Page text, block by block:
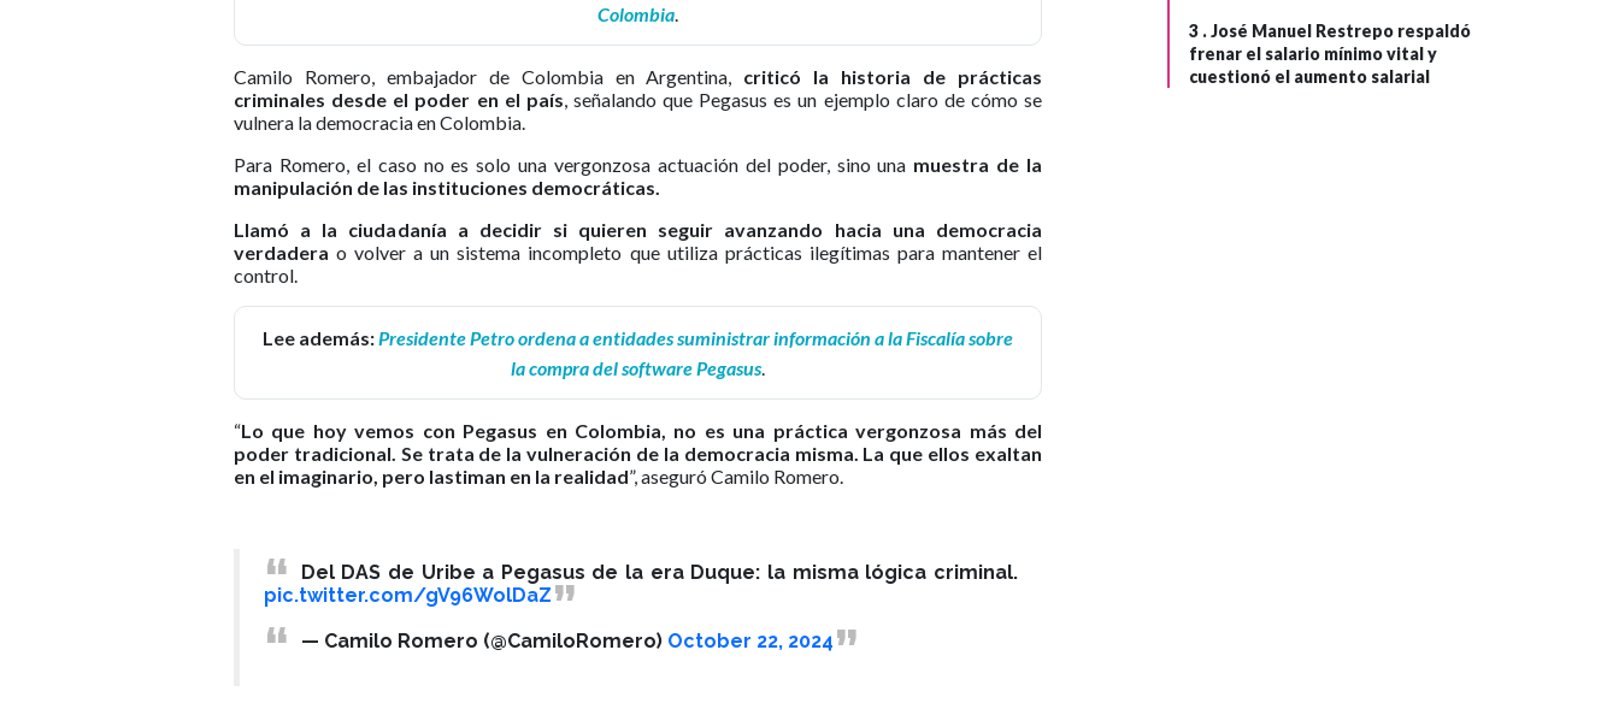
Colombia.
Camilo Romero, embajador de Colombia en Argentina, criticó la historia de prácticas
criminales desde el poder en el país, señalando que Pegasus es un ejemplo claro de cómo se
vulnera la democracia en Colombia.
Para Romero, el caso no es solo una vergonzosa actuación del poder, sino una muestra de la
manipulación de las instituciones democráticas.
Llamó a la ciudadanía a decidir si quieren seguir avanzando hacia una democracia
verdadera o volver a un sistema incompleto que utiliza prácticas ilegítimas para mantener el
control.
Lee además:Presidente Petro ordena a entidades suministrar información a la Fiscalía sobre
la compra del software Pegasus.
“Lo que hoy vemos con Pegasus en Colombia, no es una práctica vergonzosa más del
poder tradicional. Se trata de la vulneración de la democracia misma. La que ellos exaltan
en el imaginario, pero lastiman en la realidad”, aseguró Camilo Romero.
Del DAS de Uribe a Pegasus de la era Duque: la misma lógica criminal.
pic.twitter.com/gV96WolDaZ
— Camilo Romero (@CamiloRomero) October 22, 2024
3 .José Manuel Restrepo respaldó
frenar el salario mínimo vital y
cuestionó el aumento salarial